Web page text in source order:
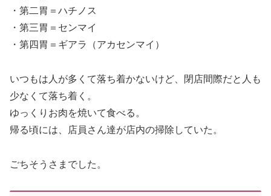
・第二胃＝ハチノス
・第三胃＝センマイ
・第四胃＝ギアラ（アカセンマイ）
いつもは人が多くて落ち着かないけど、閉店間際だと人も
少なくて落ち着く。
ゆっくりお肉を焼いて食べる。
帰る頃には、店員さん達が店内の掃除していた。
ごちそうさまでした。